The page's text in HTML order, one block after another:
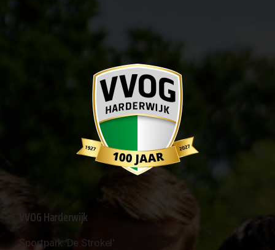
VVOG Harderwijk
Sportpark 'De Strokel'